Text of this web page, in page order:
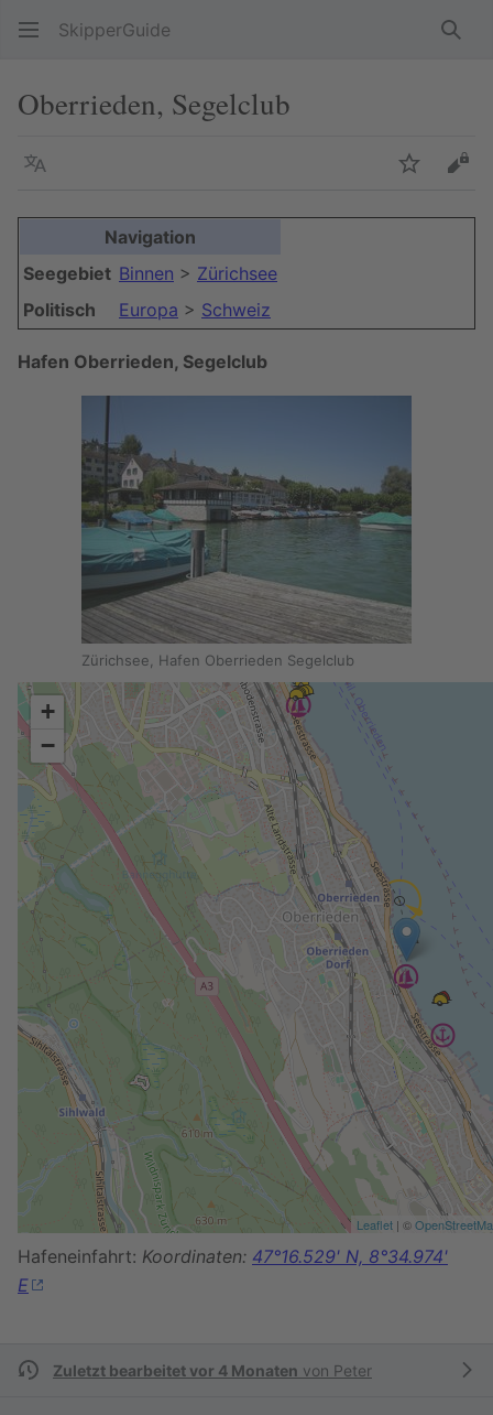
SkipperGuide
Oberrieden, Segelclub
Sprache
Navigation
Seegebiet Binnen > Zürichsee
Politisch
Europa > Schweiz
Hafen Oberrieden, Segelclub
Zürichsee, Hafen Oberrieden Segelclub
+
−
Leaflet | ©
Hafeneinfahrt: Koordinaten: 47°16.529' N, 8°34.974'
E
Zuletzt bearbeitet vor 4 Monaten von Peter